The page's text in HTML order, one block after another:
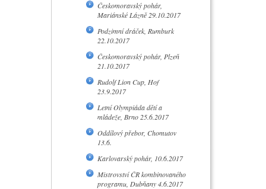
Českomoravský pohár,
Mariánské Lázně 29.10.2017
Podzimní dráček, Rumburk
22.10.2017
Českomoravský pohár, Plzeň
21.10.2017
Rudolf Lion Cup, Hof
23.9.2017
Letní Olympiáda dětí a
mládeže, Brno 25.6.2017
Oddílový přebor, Chomutov
13.6.
Karlovarský pohár, 10.6.2017
Mistrovství ČR kombinovaného
programu, Dubňany 4.6.2017